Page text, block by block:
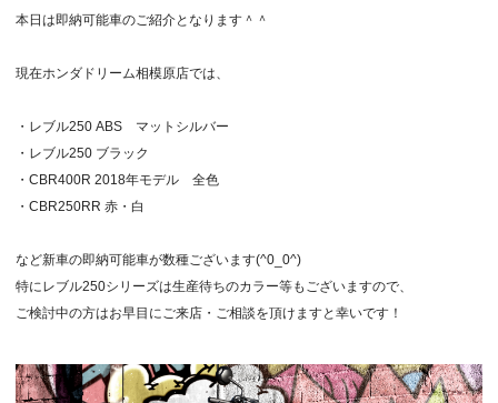
本日は即納可能車のご紹介となります＾＾
現在ホンダドリーム相模原店では、
・レブル250 ABS マットシルバー
・レブル250 ブラック
・CBR400R 2018年モデル 全色
・CBR250RR 赤・白
など新車の即納可能車が数種ございます(^0_0^)
特にレブル250シリーズは生産待ちのカラー等もございますので、
ご検討中の方はお早目にご来店・ご相談を頂けますと幸いです！